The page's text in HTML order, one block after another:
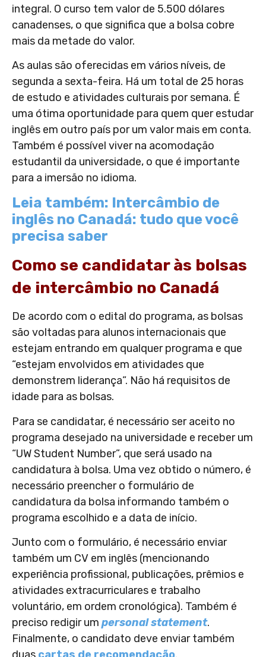
integral. O curso tem valor de 5.500 dólares
canadenses, o que significa que a bolsa cobre
mais da metade do valor.
As aulas são oferecidas em vários níveis, de
segunda a sexta-feira. Há um total de 25 horas
de estudo e atividades culturais por semana. É
uma ótima oportunidade para quem quer estudar
inglês em outro país por um valor mais em conta.
Também é possível viver na acomodação
estudantil da universidade, o que é importante
para a imersão no idioma.
Leia também: Intercâmbio de
inglês no Canadá: tudo que você
precisa saber
Como se candidatar às bolsas
de intercâmbio no Canadá
De acordo com o edital do programa, as bolsas
são voltadas para alunos internacionais que
estejam entrando em qualquer programa e que
“estejam envolvidos em atividades que
demonstrem liderança”. Não há requisitos de
idade para as bolsas.
Para se candidatar, é necessário ser aceito no
programa desejado na universidade e receber um
“UW Student Number”, que será usado na
candidatura à bolsa. Uma vez obtido o número, é
necessário preencher o formulário de
candidatura da bolsa informando também o
programa escolhido e a data de início.
Junto com o formulário, é necessário enviar
também um CV em inglês (mencionando
experiência profissional, publicações, prêmios e
atividades extracurriculares e trabalho
voluntário, em ordem cronológica). Também é
preciso redigir um personal statement.
Finalmente, o candidato deve enviar também